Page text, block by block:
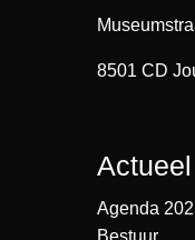
8501 CD
Actueel
Agenda